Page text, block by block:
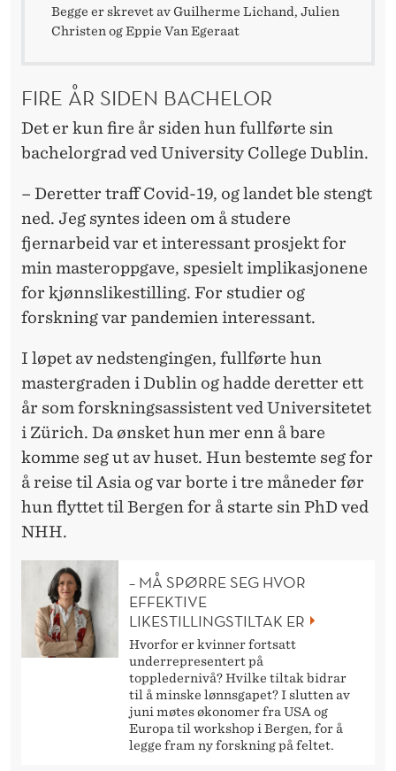
Begge er skrevet av Guilherme Lichand, Julien
Christen og Eppie Van Egeraat
FIRE ÅR SIDEN BACHELOR
Det er kun fire år siden hun fullførte sin
bachelorgrad ved University College Dublin.
– Deretter traff Covid-19, og landet ble stengt
ned. Jeg syntes ideen om å studere
fjernarbeid var et interessant prosjekt for
min masteroppgave, spesielt implikasjonene
for kjønnslikestilling. For studier og
forskning var pandemien interessant.
I løpet av nedstengingen, fullførte hun
mastergraden i Dublin og hadde deretter ett
år som forskningsassistent ved Universitetet
i Zürich. Da ønsket hun mer enn å bare
komme seg ut av huset. Hun bestemte seg for
å reise til Asia og var borte i tre måneder før
hun flyttet til Bergen for å starte sin PhD ved
NHH.
– MÅ SPØRRE SEG HVOR
EFFEKTIVE
LIKESTILLINGSTILTAK ER
Hvorfor er kvinner fortsatt
underrepresentert på
toppledernivå? Hvilke tiltak bidrar
til å minske lønnsgapet? I slutten av
juni møtes økonomer fra USA og
Europa til workshop i Bergen, for å
legge fram ny forskning på feltet.